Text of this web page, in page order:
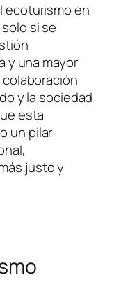
ecoturismo en
si se
y una mayor
y la sociedad
esta
un pilar
justo y